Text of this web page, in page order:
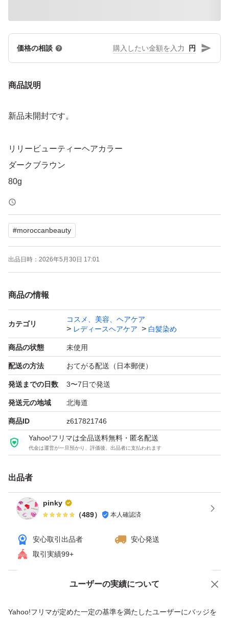
価格の相談 円
商品説明
新品未開封です。
リリービューティーヘアカラー
ダークブラウン
80g
#moroccanbeauty
出品日時： 2026年5月30日 17:01
商品の情報
カテゴリ
コスメ、美容、ヘアケア
レディースヘアケア
白髪染め
商品の状態 未使用
配送の方法 おてがる配送（日本郵便）
発送までの日数 3〜7日で発送
発送元の地域 北海道
商品ID z617821746
Yahoo!フリマは全品送料無料・匿名配送
代金は運営が一旦預かり、評価後、出品者に支払われます
出品者
pinky
（489） 本人確認済
安心取引出品者
安心発送
取引実績99+
ユーザーの実績について
Yahoo!フリマが定めた一定の基準を満たしたユーザーにバッジを
価格の相談 商品への質問